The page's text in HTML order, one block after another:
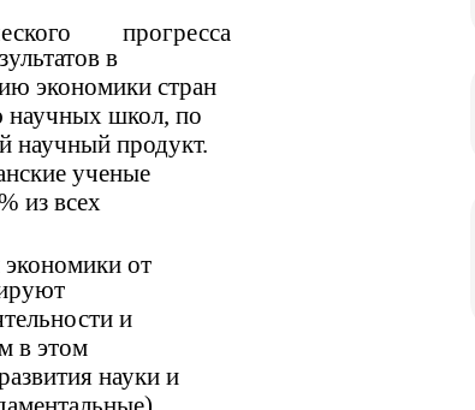
прогресса
в
экономики стран
научных школ, по
научный продукт.
ученые
из всех
от
и
в этом
науки и